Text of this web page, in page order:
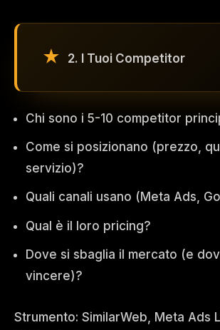
2. I Tuoi Competitor
Chi sono i 5-10 competitor
Come si posizionano (prezzo,
servizio)?
Quali canali usano (Meta Ads,
Qual è il loro pricing?
Dove si sbaglia il mercato (e
vincere)?
Strumento: SimilarWeb, Meta Ads